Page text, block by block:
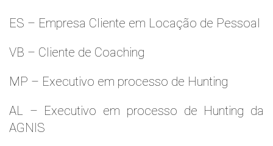
ES – Empresa Cliente em Locação de Pessoal
VB – Cliente de Coaching
MP – Executivo em processo de Hunting
AL – Executivo em processo de Hunting da
AGNIS